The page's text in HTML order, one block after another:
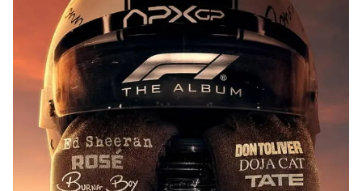
Tư vấn
Chuyên mục khác
Emagazine Podcast
Photo Infographic
Video Shorts video